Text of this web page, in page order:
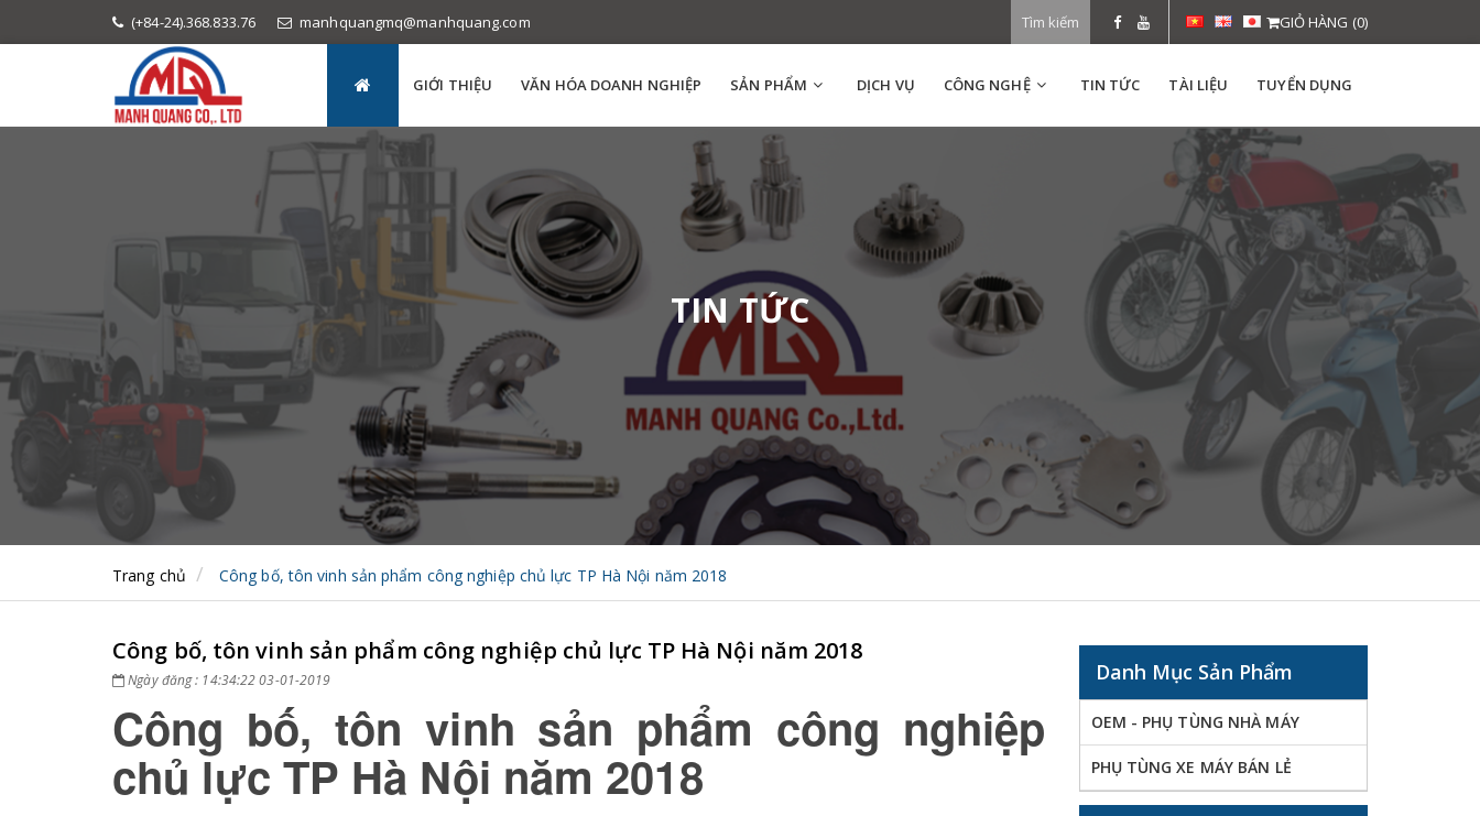
(+84-24).368.833.76 manhquangmq@manhquang.com Tìm kiếm GIỎ HÀNG (0)
GIỚI THIỆU VĂN HÓA DOANH NGHIỆP SẢN PHẨM DỊCH VỤ CÔNG NGHỆ TIN TỨC TÀI LIỆU TUYỂN DỤNG
TIN TỨC
Trang chủ Công bố, tôn vinh sản phẩm công nghiệp chủ lực TP Hà Nội năm 2018
Công bố, tôn vinh sản phẩm công nghiệp chủ lực TP Hà Nội năm 2018
Ngày đăng : 14:34:22 03-01-2019
Công bố, tôn vinh sản phẩm công nghiệp
chủ lực TP Hà Nội năm 2018
Danh Mục Sản Phẩm
OEM - PHỤ TÙNG NHÀ MÁY
PHỤ TÙNG XE MÁY BÁN LẺ